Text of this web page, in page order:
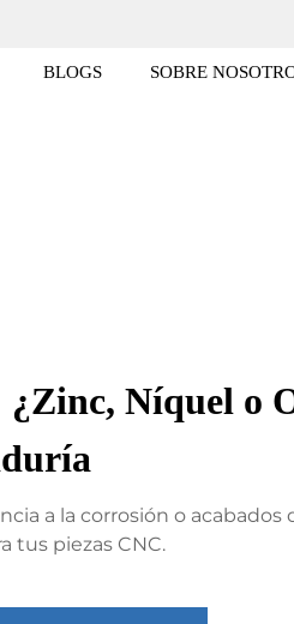
BLOGS SOBRE
Níquel o
a la corrosión o
tus piezas CNC.